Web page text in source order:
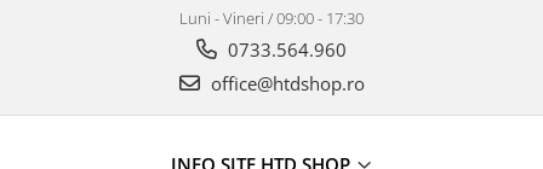
Luni - Vineri / 09:00 - 17:30
0733.564.960
office@htdshop.ro